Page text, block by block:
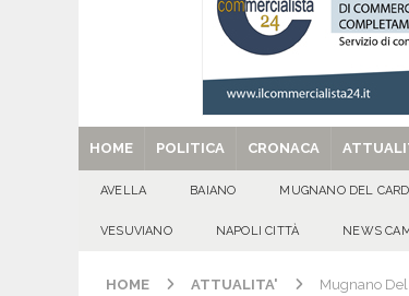
[ 29/08/2025 ] SANT’Oggi.
HOME POLITICA CRONACA
AVELLA BAIANO MUGNANO DEL
VESUVIANO NAPOLI CITTÀ NEWS
HOME ATTUALITA' Mugnano